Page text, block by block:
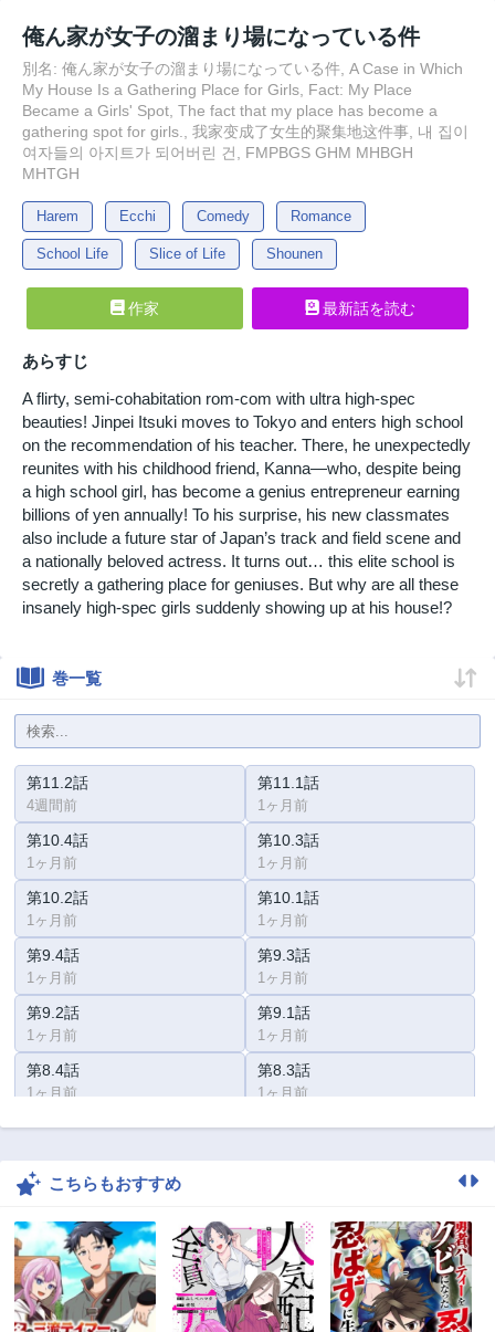
俺ん家が女子の溜まり場になっている件
別名: 俺ん家が女子の溜まり場になっている件, A Case in Which
My House Is a Gathering Place for Girls, Fact: My Place
Became a Girls' Spot, The fact that my place has become a
gathering spot for girls., 我家变成了女生的聚集地这件事, 내 집이
여자들의 아지트가 되어버린 건, FMPBGS GHM MHBGH
MHTGH
Harem Ecchi Comedy Romance
School Life Slice of Life Shounen
作家 最新話を読む
あらすじ
A flirty, semi-cohabitation rom-com with ultra high-spec
beauties! Jinpei Itsuki moves to Tokyo and enters high school
on the recommendation of his teacher. There, he unexpectedly
reunites with his childhood friend, Kanna—who, despite being
a high school girl, has become a genius entrepreneur earning
billions of yen annually! To his surprise, his new classmates
also include a future star of Japan’s track and field scene and
a nationally beloved actress. It turns out… this elite school is
secretly a gathering place for geniuses. But why are all these
insanely high-spec girls suddenly showing up at his house!?
巻一覧
第11.2話
4週間前
第11.1話
1ヶ月前
第10.4話
1ヶ月前
第10.3話
1ヶ月前
第10.2話
1ヶ月前
第10.1話
1ヶ月前
第9.4話
1ヶ月前
第9.3話
1ヶ月前
第9.2話
1ヶ月前
第9.1話
1ヶ月前
第8.4話
1ヶ月前
第8.3話
1ヶ月前
第8.2話 第8.1話
第7.4話
第7.2話
1ヶ月前
第7.1話
1ヶ月前
第6.4話
1ヶ月前
第6.3話
1ヶ月前
こちらもおすすめ